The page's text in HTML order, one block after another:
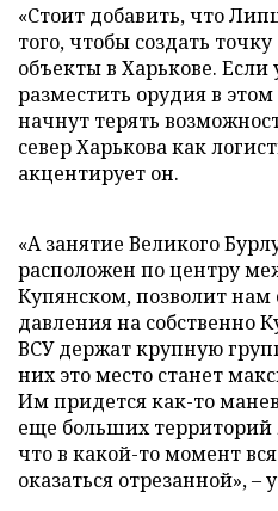
«Стоит добавить, что
того, чтобы создать
объекты в Харькове. Если
разместить орудия в
начнут терять
север Харькова как
акцентирует он.
«А занятие Великого
расположен по центру
Купянском, позволит нам
давления на собственно
ВСУ держат крупную
них это место станет
Им придется как-то
еще больших территорий
что в какой-то момент
оказаться отрезанной», –